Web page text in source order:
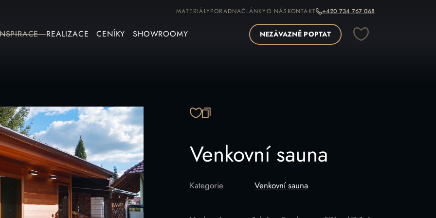
MATERIÁLYPORADNAČLÁNKYO NÁS KONTAKT +420 734 767 068
REALIZACE CENÍKY SHOWROOMY NEZÁVAZNĚ POPTAT
ZKOPÍROVAT ODKAZ
Venkovní sauna
Kategorie Venkovní sauna